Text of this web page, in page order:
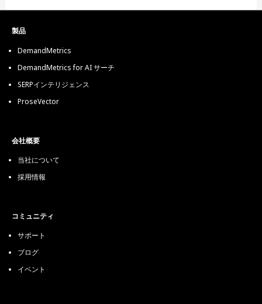
製品
DemandMetrics
DemandMetrics for AI サーチ
SERPインテリジェンス
ProseVector
会社概要
当社について
採用情報
コミュニティ
サポート
ブログ
イベント